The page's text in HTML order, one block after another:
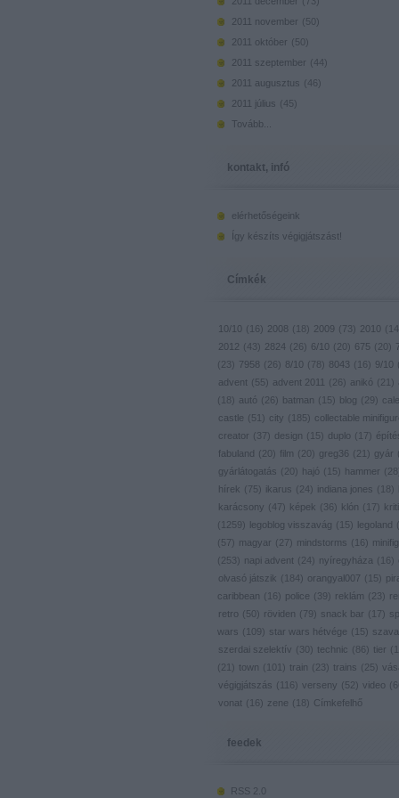
2011 november ( 50)
2011 október ( 50)
2011 szeptember ( 44)
2011 augusztus ( 46 )
2011 július ( 45)
Tovább
kontakt, infó
elérhetőségeink
Így készíts végigjátszást!
Címkék
10/10 ( 16 ) 2008 ( 18 ) 2009 ( 73) 2010 (
2012 ( 43) 2824 ( 26 ) 6/10 ( 20) 675 ( 20)
( 23) 7958 ( 26 ) 8/10 ( 78 ) 8043 ( 16 ) 9/10 (
advent ( 55) advent 2011 ( 26 ) anikó ( 21 )
(
18 ) autó ( 26 ) batman ( 15) blog ( 29)
castle ( 51 ) city ( 185) collectable
creator ( 37) design ( 15) duplo ( 17)
fabuland ( 20) film ( 20) greg36 ( 21 ) gyár (
gyárlátogatás ( 20) hajó ( 15) hammer ( 28
hírek ( 75) ikarus ( 24) indiana jones ( 18 )
karácsony ( 47) képek ( 36 ) klón ( 17)
(
1259) legoblog visszavág ( 15) legoland (
( 57) magyar ( 27) mindstorms ( 16 ) minifig
( 253) napi advent ( 24) nyíregyháza ( 16 )
olvasó játszik ( 184) orangyal007 ( 15)
caribbean ( 16 ) police ( 39) reklám ( 23)
retro ( 50) röviden ( 79) snack bar ( 17)
wars ( 109) star wars hétvége ( 15)
szerdai szelektív ( 30) technic ( 86 ) tier (
( 21 ) town ( 101 ) train ( 23) trains ( 25)
végigjátszás ( 116 ) verseny ( 52) video (
vonat ( 16 ) zene ( 18 ) Címkefelhő
feedek
RSS 2.0